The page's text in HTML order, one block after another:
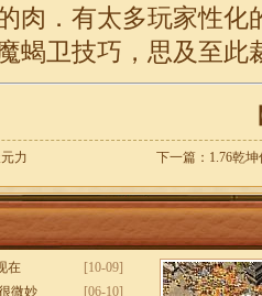
肉．有太多玩家性化
蝎卫技巧，思及至此
力 下一篇： 1.76乾
[10-09]
在
[06-10]
微妙